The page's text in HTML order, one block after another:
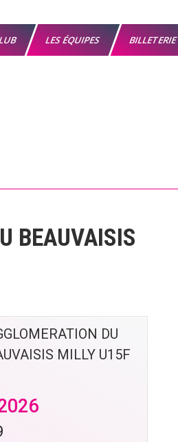
LES ÉQUIPES BILLETERIE
BEAUVAISIS
DU
MILLY U15F